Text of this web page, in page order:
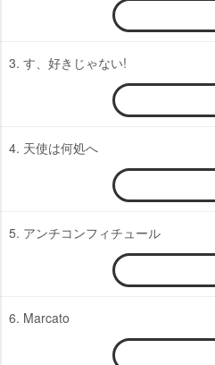
3. す、好きじゃない!
4. 天使は何処へ
5. アンチコンフィチュール
6. Marcato